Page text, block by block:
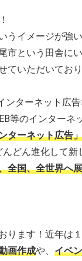
うイメージが強
という田舎に
ていただいており
ンターネット広告
等のインターネ
ターネット広告」
どん進化して新
全国、全世界へ
ります！近年は
画作成や、 イベ